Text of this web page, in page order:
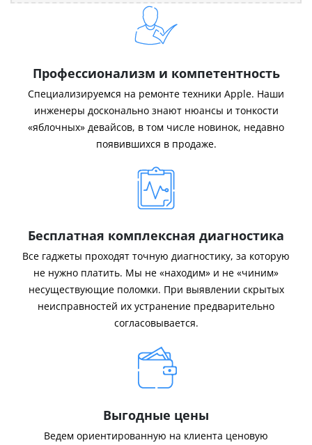
Профессионализм и компетентность
Специализируемся на ремонте техники Apple. Наши
инженеры досконально знают нюансы и тонкости
«яблочных» девайсов, в том числе новинок, недавно
появившихся в продаже.
Бесплатная комплексная диагностика
Все гаджеты проходят точную диагностику, за которую
не нужно платить. Мы не «находим» и не «чиним»
несуществующие поломки. При выявлении скрытых
неисправностей их устранение предварительно
согласовывается.
Выгодные цены
Ведем ориентированную на клиента ценовую